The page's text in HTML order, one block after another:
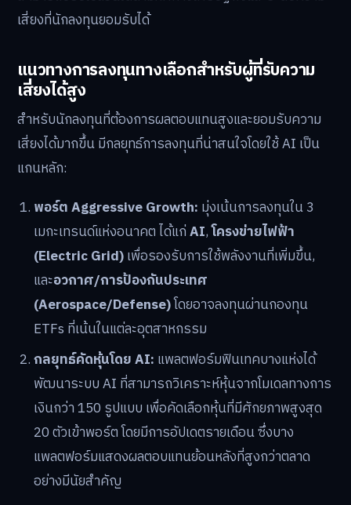
เสี่ยงที่นักลงทุนยอมรับได้
แนวทางการลงทุนทางเลือกสำหรับผู้ที่รับความ
เสี่ยงได้สูง
สำหรับนักลงทุนที่ต้องการผลตอบแทนสูงและยอมรับความ
เสี่ยงได้มากขึ้น มีกลยุทธ์การลงทุนที่น่าสนใจโดยใช้ AI เป็น
แกนหลัก:
พอร์ต Aggressive Growth: มุ่งเน้นการลงทุนใน 3
เมกะเทรนด์แห่งอนาคต ได้แก่AI,โครงข่ายไฟฟ้า
(Electric Grid)เพื่อรองรับการใช้พลังงานที่เพิ่มขึ้น,
และอวกาศ/การป้องกันประเทศ
(Aerospace/Defense)โดยอาจลงทุนผ่านกองทุน
ETFs ที่เน้นในแต่ละอุตสาหกรรม
กลยุทธ์คัดหุ้นโดย AI: แพลตฟอร์มฟินเทคบางแห่งได้
พัฒนาระบบ AI ที่สามารถวิเคราะห์หุ้นจากโมเดลทางการ
เงินกว่า 150 รูปแบบ เพื่อคัดเลือกหุ้นที่มีศักยภาพสูงสุด
20 ตัวเข้าพอร์ต โดยมีการอัปเดตรายเดือน ซึ่งบาง
แพลตฟอร์มแสดงผลตอบแทนย้อนหลังที่สูงกว่าตลาด
อย่างมีนัยสำคัญ